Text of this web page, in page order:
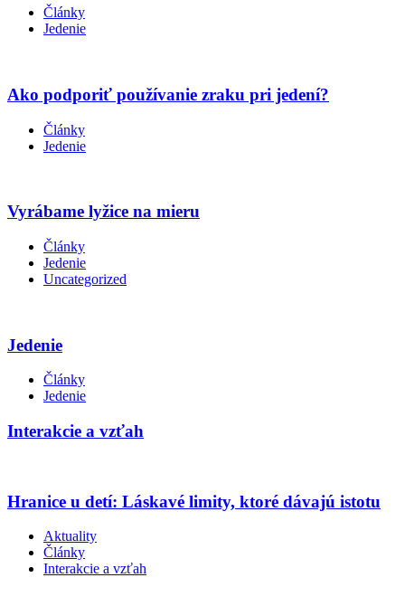
Články
Jedenie
Ako podporiť používanie zraku pri jedení?
Články
Jedenie
Vyrábame lyžice na mieru
Články
Jedenie
Uncategorized
Jedenie
Články
Jedenie
Interakcie a vzťah
Hranice u detí: Láskavé limity, ktoré dávajú istotu
Aktuality
Články
Interakcie a vzťah